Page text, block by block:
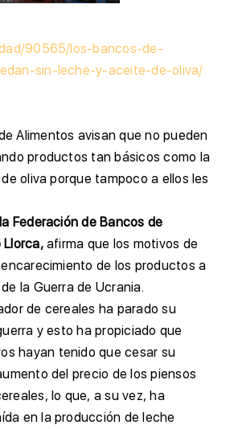
90565/los-bancos-de-
sin-leche-y-aceite-de-oliva/
Alimentos avisan que no pueden
productos tan básicos como la
oliva porque tampoco a ellos les
Federación de Bancos de
Llorca,afirma que los motivos de
de los productos a
la Guerra de Ucrania.
de cereales ha parado su
y esto ha propiciado que
hayan tenido que cesar su
del precio de los piensos
lo que, a su vez, ha
en la producción de leche